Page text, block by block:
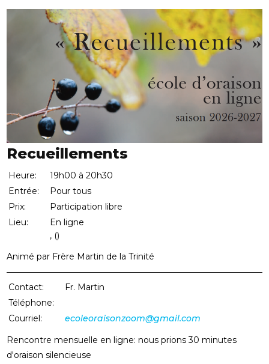
Recueillements
Heure:
19h00 à 20h30
Entrée:
Pour tous
Prix:
Participation libre
Lieu:
En ligne
, ()
Animé par Frère Martin de la Trinité
Contact:
Fr. Martin
Téléphone:
Courriel:
ecoleoraisonzoom@gmail.com
Rencontre mensuelle en ligne: nous prions 30 minutes
d'oraison silencieuse